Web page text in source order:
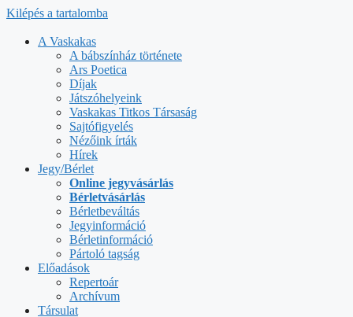
Kilépés a tartalomba
A Vaskakas
A bábszínház története
Ars Poetica
Díjak
Játszóhelyeink
Vaskakas Titkos Társaság
Sajtófigyelés
Nézőink írták
Hírek
Jegy/Bérlet
Online jegyvásárlás
Bérletvásárlás
Bérletbeváltás
Jegyinformáció
Bérletinformáció
Pártoló tagság
Előadások
Repertoár
Archívum
Társulat